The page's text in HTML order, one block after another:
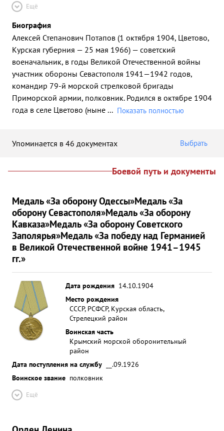
Ещё
Биография
Алексей Степанович Потапов (1 октября 1904, Цветово,
Курская губерния — 25 мая 1966) — советский
военачальник, в годы Великой Отечественной войны
участник обороны Севастополя 1941—1942 годов,
командир 79-й морской стрелковой бригады
Приморской армии, полковник. Родился в октябре 1904
года в селе Цветово (ныне ... Показать полностью
Упоминается в 46 документах Выбрать
Боевой путь и документы
Медаль «За оборону Одессы»Медаль «За
оборону Севастополя»Медаль «За оборону
Кавказа»Медаль «За оборону Советского
Заполярья»Медаль «За победу над Германией
в Великой Отечественной войне 1941–1945
гг.»
Дата рождения 14.10.1904
Место рождения
СССР, РСФСР, Курская область,
Стрелецкий район
Воинская часть
Крымский морской оборонительный
район
Дата поступления на службу
__.09.1926
Воинское звание полковник
Ещё